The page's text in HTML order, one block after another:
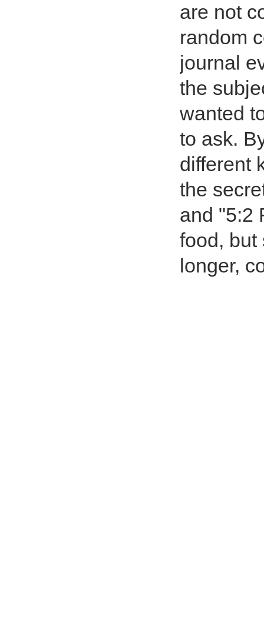
are not
random
journal
the
wanted
to ask.
different
the
and "5:2
food, but
longer,